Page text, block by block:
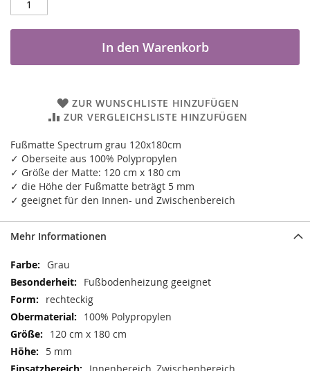
In den Warenkorb
ZUR WUNSCHLISTE HINZUFÜGEN
ZUR VERGLEICHSLISTE HINZUFÜGEN
Fußmatte Spectrum grau 120x180cm
✓ Oberseite aus 100% Polypropylen
✓ Größe der Matte: 120 cm x 180 cm
✓ die Höhe der Fußmatte beträgt 5 mm
✓ geeignet für den Innen- und Zwischenbereich
Mehr Informationen
Mehr
Informationen
Grau
Fußbodenheizung geeignet
rechteckig
100% Polypropylen
120 cm x 180 cm
5 mm